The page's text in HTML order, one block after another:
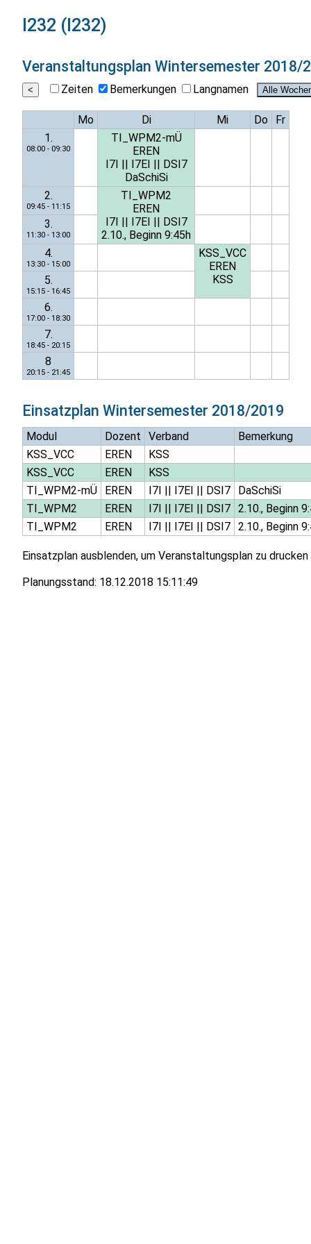
I232 (I232)
Veranstaltungsplan Wintersemester 2018/
Zeiten Bemerkungen Langnamen
Mo Di Mi Do
Fr
1.
08:00 - 09:30
TI_WPM2-mÜ
EREN
I7I
I7EI
DSI7
DaSchiSi
2.
09:45 - 11:15
TI_WPM2
EREN
I7I
I7EI
DSI7
2.10., Beginn 9:45h
3.
11:30 - 13:00
4.
13:30 - 15:00
KSS_VCC
EREN
KSS
5.
15:15 - 16:45
6.
17:00 - 18:30
7.
18:45 - 20:15
8
20:15 - 21:45
Einsatzplan Wintersemester 2018/2019
Modul Dozent Verband
Bemerkung
KSS_VCC
EREN
KSS
KSS_VCC
EREN
KSS
TI_WPM2-mÜ
EREN I7I || I7EI || DSI7
DaSchiSi
TI_WPM2
EREN I7I || I7EI || DSI7 2.10., Beginn
TI_WPM2
EREN I7I || I7EI || DSI7 2.10., Beginn
Einsatzplan ausblenden, um Veranstaltungsplan zu drucken
Planungsstand: 18.12.2018 15:11:49